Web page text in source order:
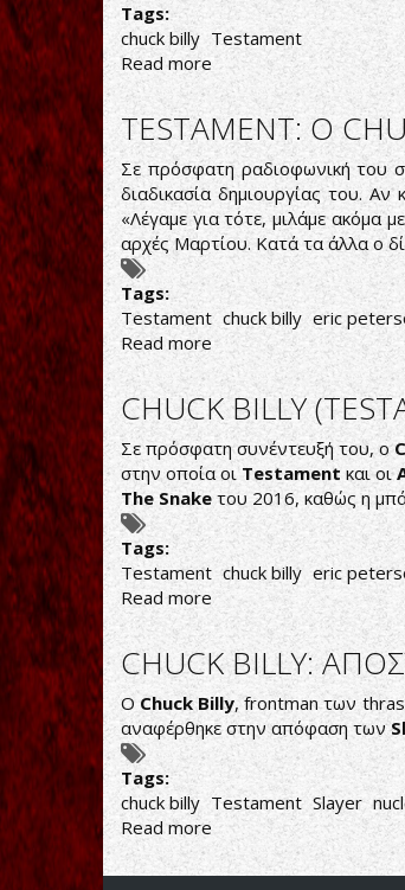
Tags:
chuck billy Testament
Read more about
CHUCK
BILLY:
ΘΕΤΙΚΟΣ
ΣΤΟΝ
ΚΟΡΩΝΟΪΟ
Ο
ΤΡΑΓΟΥΔΙΣΤΗΣ
ΤΩΝ
TESTAMENT
TESTAMENT: Ο
Σε πρόσφατη ραδιοφωνική του
διαδικασία δημιουργίας του.
«Λέγαμε για τότε, μιλάμε ακόμα
αρχές Μαρτίου. Κατά τα άλλα ο
Tags:
Testament chuck billy eric
Read moreabout
TESTAMENT:
Ο
CHUCK
BILLY
ΜΙΛΑΕΙ
ΓΙΑ
ΤΟΝ
ΝΕΟ
ΔΙΣΚΟ
ΤΟΥΣ
CHUCK BILLY
Σε πρόσφατη συνέντευξή του, ο
στην οποία οιTestament και οι
The Snake του 2016, καθώς η
Tags:
Testament chuck billy eric
Read more about
CHUCK
BILLY
(TESTAMENT):
ΘΕΛΟΥΜΕ
ΝΕΟ
ΔΙΣΚΟ
ΜΕΣΑ
ΣΤΟ
2019
CHUCK BILLY:
Ο Chuck Billy, frontman των
αναφέρθηκε στην απόφαση των
Tags:
chuck billy Testament Slayer
Read more about
CHUCK
BILLY: